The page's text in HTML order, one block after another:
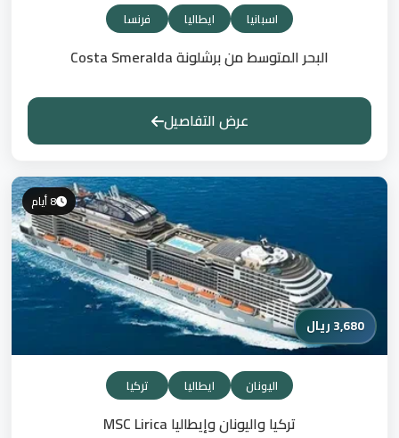
اسبانيا ايطاليا فرنسا
البحر المتوسط من برشلونة Costa Smeralda
عرض التفاصيل
8 أيام
3,680 ريال
اليونان ايطاليا تركيا
تركيا واليونان وإيطاليا MSC Lirica